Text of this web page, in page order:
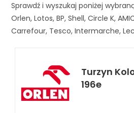
Sprawdź i wyszukaj poniżej
Orlen, Lotos, BP, Shell, Circle K,
Carrefour, Tesco, Intermarche,
Turzyn
196e